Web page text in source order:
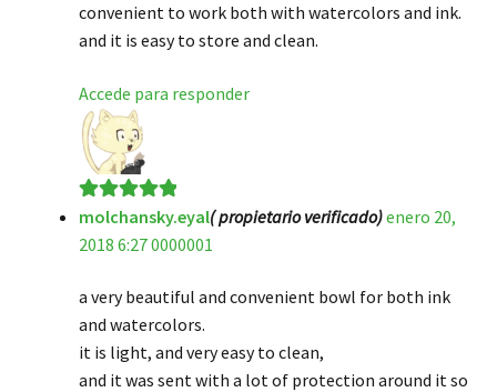
convenient to work both with watercolors and ink.
and it is easy to store and clean.
Accede para responder
Valorado en5
de 5
molchansky.eyal( propietario verificado)enero 20,
2018 6:27 0000001
a very beautiful and convenient bowl for both ink
and watercolors.
it is light, and very easy to clean,
and it was sent with a lot of protection around it so